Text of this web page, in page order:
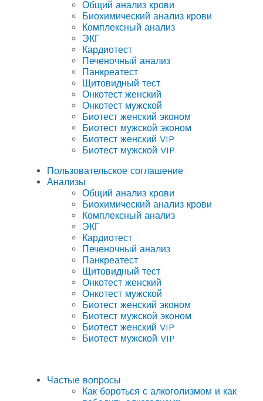
Общий анализ крови
Биохимический анализ крови
Комплексный анализ
ЭКГ
Кардиотест
Печеночный анализ
Панкреатест
Щитовидный тест
Онкотест женский
Онкотест мужской
Биотест женский эконом
Биотест мужской эконом
Биотест женский VIP
Биотест мужской VIP
Пользовательское соглашение
Анализы
Общий анализ крови
Биохимический анализ крови
Комплексный анализ
ЭКГ
Кардиотест
Печеночный анализ
Панкреатест
Щитовидный тест
Онкотест женский
Онкотест мужской
Биотест женский эконом
Биотест мужской эконом
Биотест женский VIP
Биотест мужской VIP
Частые вопросы
Как бороться с алкоголизмом и как